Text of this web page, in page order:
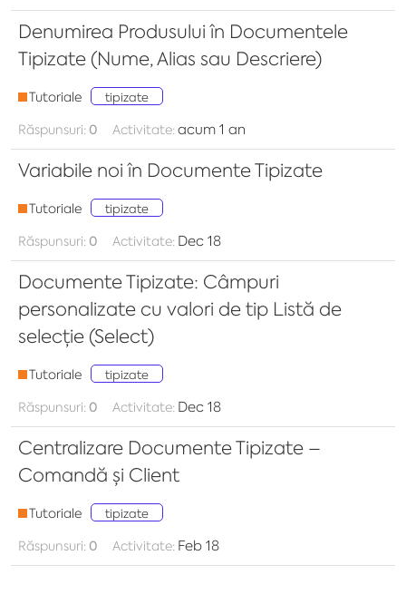
Denumirea Produsului în Documentele
Tipizate (Nume, Alias sau Descriere)
Tutoriale tipizate
Răspunsuri:0 Activitate:acum 1 an
Variabile noi în Documente Tipizate
Tutoriale tipizate
Răspunsuri:0 Activitate: Dec 18
Documente Tipizate: Câmpuri
personalizate cu valori de tip Listă de
selecție (Select)
Tutoriale tipizate
Răspunsuri:0 Activitate: Dec 18
Centralizare Documente Tipizate –
Comandă și Client
Tutoriale tipizate
Răspunsuri:0 Activitate: Feb 18